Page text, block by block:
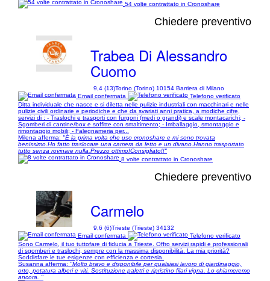
54 volte contrattato in Cronoshare
Chiedere preventivo
Trabea Di Alessandro
Cuomo
9,4 (13)Torino (Torino) 10154 Barriera di Milano
Email confermata
Telefono verificato
Ditta individuale che nasce e si diletta nelle pulizie industriali con macchinari e nelle
pulizie civili ordinarie e periodiche e che da svariati anni pratica, a modiche cifre,
servizi di : - Traslochi e trasporti con furgoni (medi o grandi) e scale montacarichi; -
Sgomberi di cantine/box e soffitte con smaltimento; - Imballaggio, smontaggio e
rimontaggio mobili; - Falegnameria per...
Milena afferma: "È la prima volta che uso cronoshare e mi sono trovata
benissimo.Ho fatto traslocare una camera da letto e un divano.Hanno trasportato
tutto senza rovinare nulla.Prezzo ottimo!Consigliato!!"
8 volte contrattato in Cronoshare
Chiedere preventivo
Carmelo
9,6 (6)Trieste (Trieste) 34132
Email confermata
Telefono verificato
Sono Carmelo, il tuo tuttofare di fiducia a Trieste. Offro servizi rapidi e professionali
di sgomberi e traslochi, sempre con la massima disponibilità. La mia priorità?
Soddisfare le tue esigenze con efficienza e cortesia.
Susanna afferma: "Molto bravo e disponibile per qualsiasi lavoro di giardinaggio,
orto, potatura alberi e viti. Sostituzione paletti e ripristino filari vigna. Lo chiameremo
ancora. "